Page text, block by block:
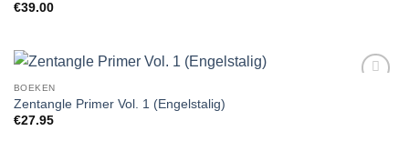
€39.00
BOEKEN
Zentangle Primer Vol. 1 (Engelstalig)
€27.95